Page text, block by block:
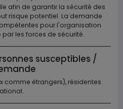
afin de garantir la sécurité des
risque potentiel. La demande
pour l'organisation
les forces de sécurité.
susceptibles /
comme étrangers), résidentes